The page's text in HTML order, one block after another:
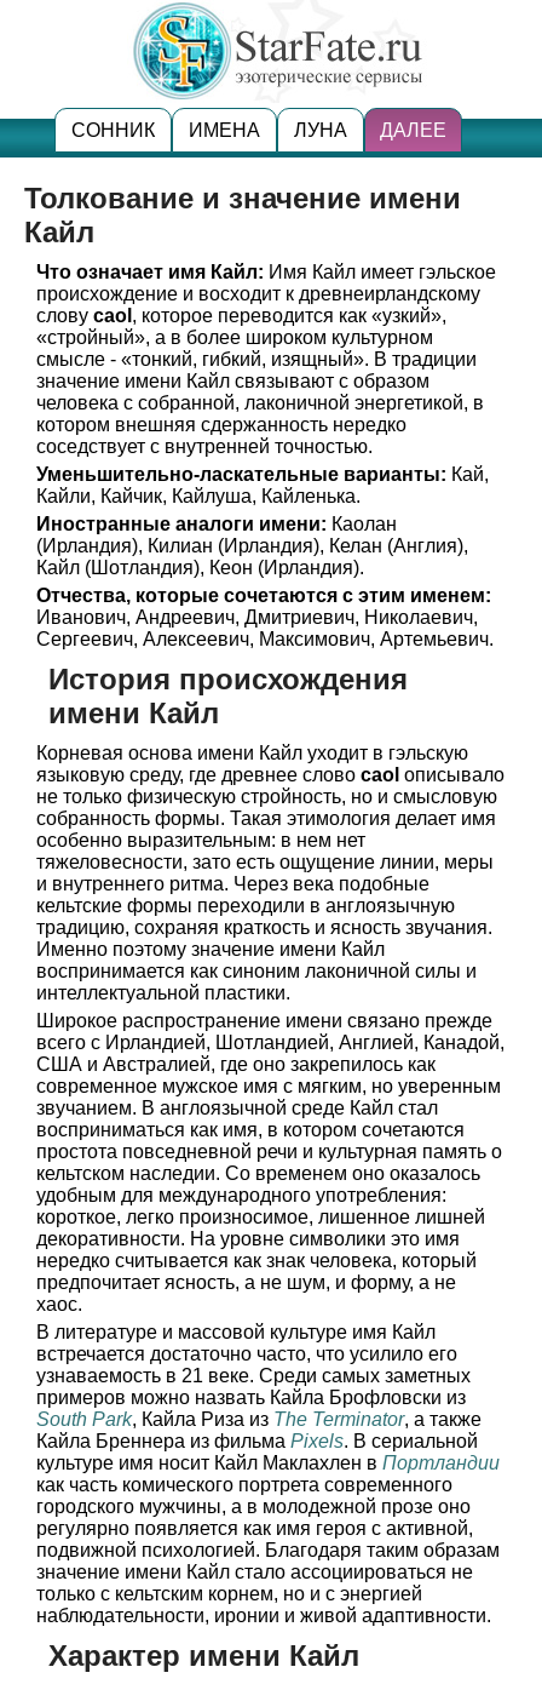
СОННИК ИМЕНА ЛУНА ДАЛЕЕ
Толкование и значение имени
Кайл
Что означает имя Кайл: Имя Кайл имеет гэльское
происхождение и восходит к древнеирландскому
слову caol , которое переводится как «узкий»,
«стройный», а в более широком культурном
смысле - «тонкий, гибкий, изящный». В традиции
значение имени Кайл связывают с образом
человека с собранной, лаконичной энергетикой, в
котором внешняя сдержанность нередко
соседствует с внутренней точностью.
Уменьшительно-ласкательные варианты: Кай,
Кайли, Кайчик, Кайлуша, Кайленька.
Иностранные аналоги имени: Каолан
(Ирландия), Килиан (Ирландия), Келан (Англия),
Кайл (Шотландия), Кеон (Ирландия).
Отчества, которые сочетаются с этим именем:
Иванович, Андреевич, Дмитриевич, Николаевич,
Сергеевич, Алексеевич, Максимович, Артемьевич.
История происхождения
имени Кайл
Корневая основа имени Кайл уходит в гэльскую
языковую среду, где древнее слово caol описывало
не только физическую стройность, но и смысловую
собранность формы. Такая этимология делает имя
особенно выразительным: в нем нет
тяжеловесности, зато есть ощущение линии, меры
и внутреннего ритма. Через века подобные
кельтские формы переходили в англоязычную
традицию, сохраняя краткость и ясность звучания.
Именно поэтому значение имени Кайл
воспринимается как синоним лаконичной силы и
интеллектуальной пластики.
Широкое распространение имени связано прежде
всего с Ирландией, Шотландией, Англией, Канадой,
США и Австралией, где оно закрепилось как
современное мужское имя с мягким, но уверенным
звучанием. В англоязычной среде Кайл стал
восприниматься как имя, в котором сочетаются
простота повседневной речи и культурная память о
кельтском наследии. Со временем оно оказалось
удобным для международного употребления:
короткое, легко произносимое, лишенное лишней
декоративности. На уровне символики это имя
нередко считывается как знак человека, который
предпочитает ясность, а не шум, и форму, а не
хаос.
В литературе и массовой культуре имя Кайл
встречается достаточно часто, что усилило его
узнаваемость в 21 веке. Среди самых заметных
примеров можно назвать Кайла Брофловски из
South Park, Кайла Риза из The Terminator, а также
Кайла Бреннера из фильма Pixels. В сериальной
культуре имя носит Кайл Маклахлен в Портландии
как часть комического портрета современного
городского мужчины, а в молодежной прозе оно
регулярно появляется как имя героя с активной,
подвижной психологией. Благодаря таким образам
значение имени Кайл стало ассоциироваться не
только с кельтским корнем, но и с энергией
наблюдательности, иронии и живой адаптивности.
Характер имени Кайл